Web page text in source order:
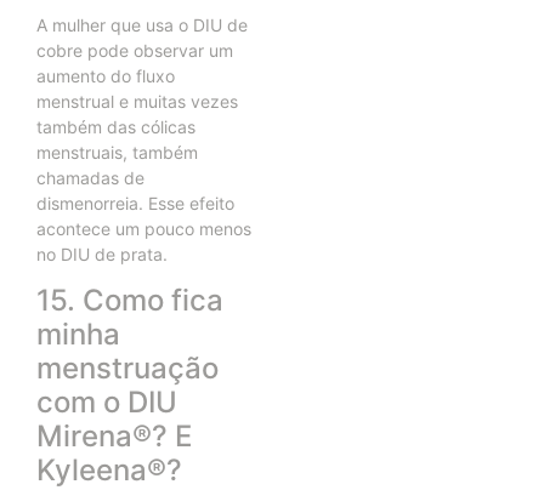
A mulher que usa o DIU de
cobre pode observar um
aumento do fluxo
menstrual e muitas vezes
também das cólicas
menstruais, também
chamadas de
dismenorreia. Esse efeito
acontece um pouco menos
no DIU de prata.
15. Como fica
minha
menstruação
com o DIU
Mirena®? E
Kyleena®?